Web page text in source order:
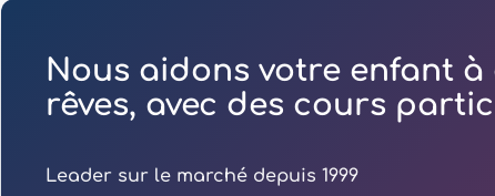
Nous aidons votre enfant
rêves, avec des cours
Leader sur le marché depuis 1999